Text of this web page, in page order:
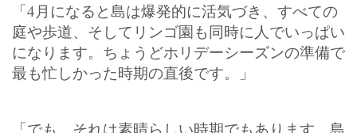
「4月になると島は爆発的に活気づき、すべての
庭や歩道、そしてリンゴ園も同時に人でいっぱい
になります。ちょうどホリデーシーズンの準備で
最も忙しかった時期の直後です。」
「でも、それは素晴らしい時期でもあります。島